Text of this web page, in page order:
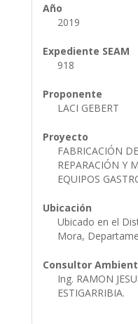
Año
2019
Expediente SEAM
918
Proponente
LACI GEBERT
Proyecto
FABRICACIÓN
REPARACIÓN Y
EQUIPOS
Ubicación
Ubicado en el
Mora,
Consultor
Ing. RAMON
ESTIGARRIBIA.